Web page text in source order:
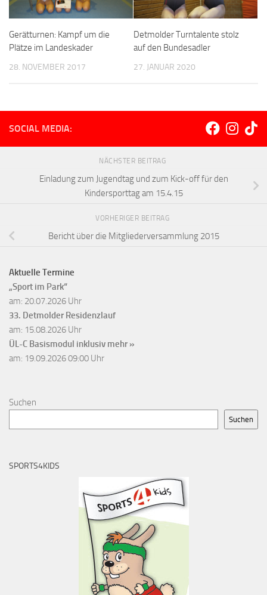
Gerätturnen: Kampf um die
Plätze im Landeskader
28. NOVEMBER 2017
Detmolder Turntalente stolz
auf den Bundesadler
27. JANUAR 2020
SOCIAL MEDIA:
NÄCHSTER BEITRAG
Einladung zum Jugendtag und zum Kick-off für den
Kindersporttag am 15.4.15
VORHERIGER BEITRAG
Bericht über die Mitgliederversammlung 2015
Aktuelle Termine
„Sport im Park“
am: 20.07.2026 Uhr
33. Detmolder Residenzlauf
am: 15.08.2026 Uhr
ÜL-C Basismodul inklusiv mehr »
am: 19.09.2026 09:00 Uhr
Suchen
Suchen
SPORTS4KIDS